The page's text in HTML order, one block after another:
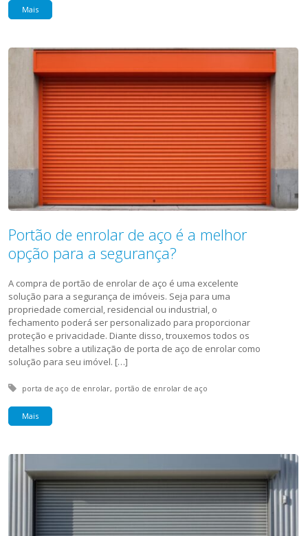
Mais
Portão de enrolar de aço é a melhor
opção para a segurança?
A compra de portão de enrolar de aço é uma excelente
solução para a segurança de imóveis. Seja para uma
propriedade comercial, residencial ou industrial, o
fechamento poderá ser personalizado para proporcionar
proteção e privacidade. Diante disso, trouxemos todos os
detalhes sobre a utilização de porta de aço de enrolar como
solução para seu imóvel. […]
Tagged with:
porta de aço de enrolar portão de enrolar de aço
Mais